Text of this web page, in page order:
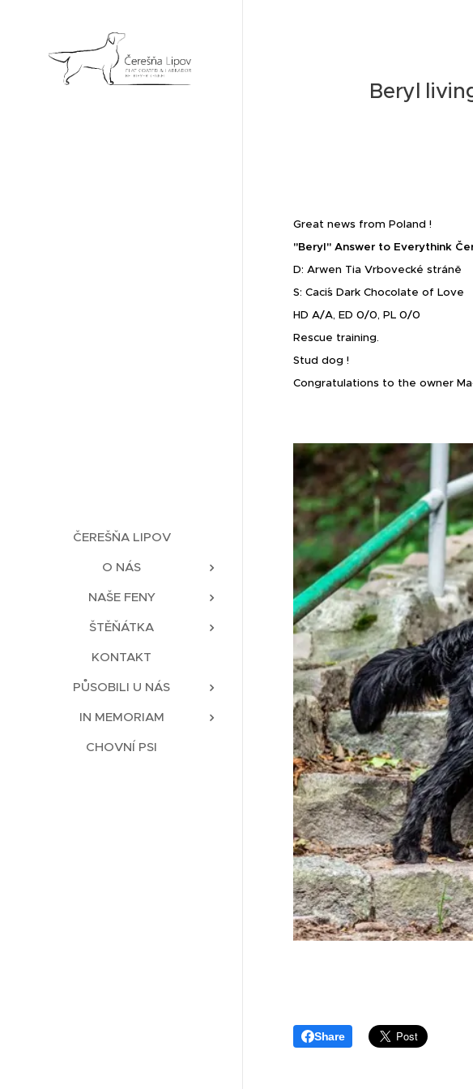
ČEREŠŇA LIPOV
O NÁS
NAŠE FENY
ŠTĚŇÁTKA
KONTAKT
PŮSOBILI U NÁS
IN MEMORIAM
CHOVNÍ PSI
Beryl
Great news from Poland !
"Beryl" Answer to Everythink
D: Arwen Tia Vrbovecké stráně
S: Caci´s Dark Chocolate of Love
HD A/A, ED 0/0, PL 0/0
Rescue training.
Stud dog !
Congratulations to the owner
Share